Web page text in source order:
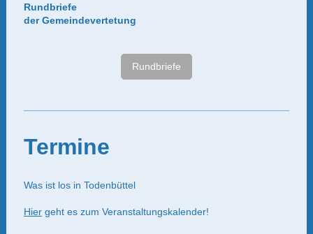
Rundbriefe
der Gemeindevertetung
Rundbriefe
Termine
Was ist los in Todenbüttel
Hiergeht es zum Veranstaltungskalender!